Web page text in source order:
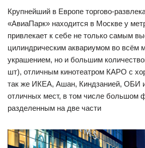
Крупнейший в Европе торгово-
«АвиаПарк» находится в Москве у
привлекает к себе не только самым
цилиндрическим аквариумом во всём
украшением, но и большим
шт), отличным кинотеатром КАРО с
так же ИКЕА, Ашан, Киндзанией, ОБИ и
отличных мест, в том числе большом
разделенным на две части